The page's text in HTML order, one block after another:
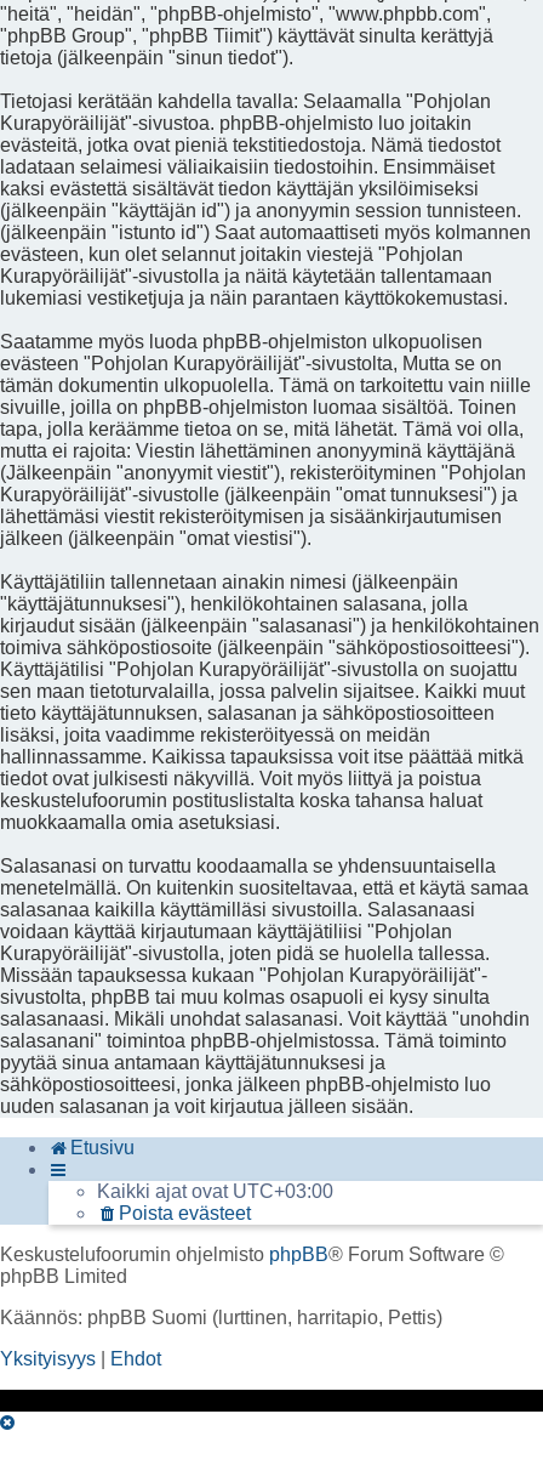
"heitä", "heidän", "phpBB-ohjelmisto", "www.phpbb.com",
"phpBB Group", "phpBB Tiimit") käyttävät sinulta kerättyjä
tietoja (jälkeenpäin "sinun tiedot").
Tietojasi kerätään kahdella tavalla: Selaamalla "Pohjolan
Kurapyöräilijät"-sivustoa. phpBB-ohjelmisto luo joitakin
evästeitä, jotka ovat pieniä tekstitiedostoja. Nämä tiedostot
ladataan selaimesi väliaikaisiin tiedostoihin. Ensimmäiset
kaksi evästettä sisältävät tiedon käyttäjän yksilöimiseksi
(jälkeenpäin "käyttäjän id") ja anonyymin session tunnisteen.
(jälkeenpäin "istunto id") Saat automaattiseti myös kolmannen
evästeen, kun olet selannut joitakin viestejä "Pohjolan
Kurapyöräilijät"-sivustolla ja näitä käytetään tallentamaan
lukemiasi vestiketjuja ja näin parantaen käyttökokemustasi.
Saatamme myös luoda phpBB-ohjelmiston ulkopuolisen
evästeen "Pohjolan Kurapyöräilijät"-sivustolta, Mutta se on
tämän dokumentin ulkopuolella. Tämä on tarkoitettu vain niille
sivuille, joilla on phpBB-ohjelmiston luomaa sisältöä. Toinen
tapa, jolla keräämme tietoa on se, mitä lähetät. Tämä voi olla,
mutta ei rajoita: Viestin lähettäminen anonyyminä käyttäjänä
(Jälkeenpäin "anonyymit viestit"), rekisteröityminen "Pohjolan
Kurapyöräilijät"-sivustolle (jälkeenpäin "omat tunnuksesi") ja
lähettämäsi viestit rekisteröitymisen ja sisäänkirjautumisen
jälkeen (jälkeenpäin "omat viestisi").
Käyttäjätiliin tallennetaan ainakin nimesi (jälkeenpäin
"käyttäjätunnuksesi"), henkilökohtainen salasana, jolla
kirjaudut sisään (jälkeenpäin "salasanasi") ja henkilökohtainen
toimiva sähköpostiosoite (jälkeenpäin "sähköpostiosoitteesi").
Käyttäjätilisi "Pohjolan Kurapyöräilijät"-sivustolla on suojattu
sen maan tietoturvalailla, jossa palvelin sijaitsee. Kaikki muut
tieto käyttäjätunnuksen, salasanan ja sähköpostiosoitteen
lisäksi, joita vaadimme rekisteröityessä on meidän
hallinnassamme. Kaikissa tapauksissa voit itse päättää mitkä
tiedot ovat julkisesti näkyvillä. Voit myös liittyä ja poistua
keskustelufoorumin postituslistalta koska tahansa haluat
muokkaamalla omia asetuksiasi.
Salasanasi on turvattu koodaamalla se yhdensuuntaisella
menetelmällä. On kuitenkin suositeltavaa, että et käytä samaa
salasanaa kaikilla käyttämilläsi sivustoilla. Salasanaasi
voidaan käyttää kirjautumaan käyttäjätiliisi "Pohjolan
Kurapyöräilijät"-sivustolla, joten pidä se huolella tallessa.
Missään tapauksessa kukaan "Pohjolan Kurapyöräilijät"-
sivustolta, phpBB tai muu kolmas osapuoli ei kysy sinulta
salasanaasi. Mikäli unohdat salasanasi. Voit käyttää "unohdin
salasanani" toimintoa phpBB-ohjelmistossa. Tämä toiminto
pyytää sinua antamaan käyttäjätunnuksesi ja
sähköpostiosoitteesi, jonka jälkeen phpBB-ohjelmisto luo
uuden salasanan ja voit kirjautua jälleen sisään.
Etusivu
Kaikki ajat ovat UTC+03:00
Poista evästeet
Keskustelufoorumin ohjelmisto phpBB® Forum Software ©
phpBB Limited
Käännös: phpBB Suomi (lurttinen, harritapio, Pettis)
Yksityisyys
Ehdot